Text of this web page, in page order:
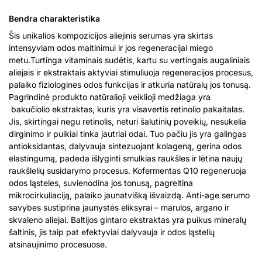
Bendra charakteristika
Šis unikalios kompozicijos aliejinis serumas yra skirtas
intensyviam odos maitinimui ir jos regeneracijai miego
metu.Turtinga vitaminais sudėtis, kartu su vertingais augaliniais
aliejais ir ekstraktais aktyviai stimuliuoja regeneracijos procesus,
palaiko fiziologines odos funkcijas ir atkuria natūralų jos tonusą.
Pagrindinė produkto natūralioji veiklioji medžiaga yra
bakučiolio ekstraktas, kuris yra visavertis retinolio pakaitalas.
Jis, skirtingai negu retinolis, neturi šalutinių poveikių, nesukelia
dirginimo ir puikiai tinka jautriai odai. Tuo pačiu jis yra galingas
antioksidantas, dalyvauja sintezuojant kolageną, gerina odos
elastingumą, padeda išlyginti smulkias raukšles ir lėtina naujų
raukšlelių susidarymo procesus. Kofermentas Q10 regeneruoja
odos ląsteles, suvienodina jos tonusą, pagreitina
mikrocirkuliaciją, palaiko jaunatvišką išvaizdą. Anti-age serumo
savybes sustiprina jaunystės eliksyrai – marulos, argano ir
skvaleno aliejai. Baltijos gintaro ekstraktas yra puikus mineralų
šaltinis, jis taip pat efektyviai dalyvauja ir odos ląstelių
atsinaujinimo procesuose.